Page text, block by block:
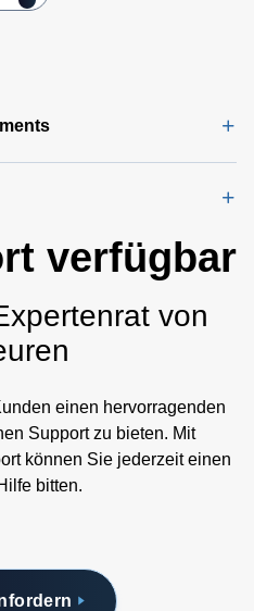
verfügbar
von
einen hervorragenden
Support zu bieten. Mit
können Sie jederzeit einen
bitten.